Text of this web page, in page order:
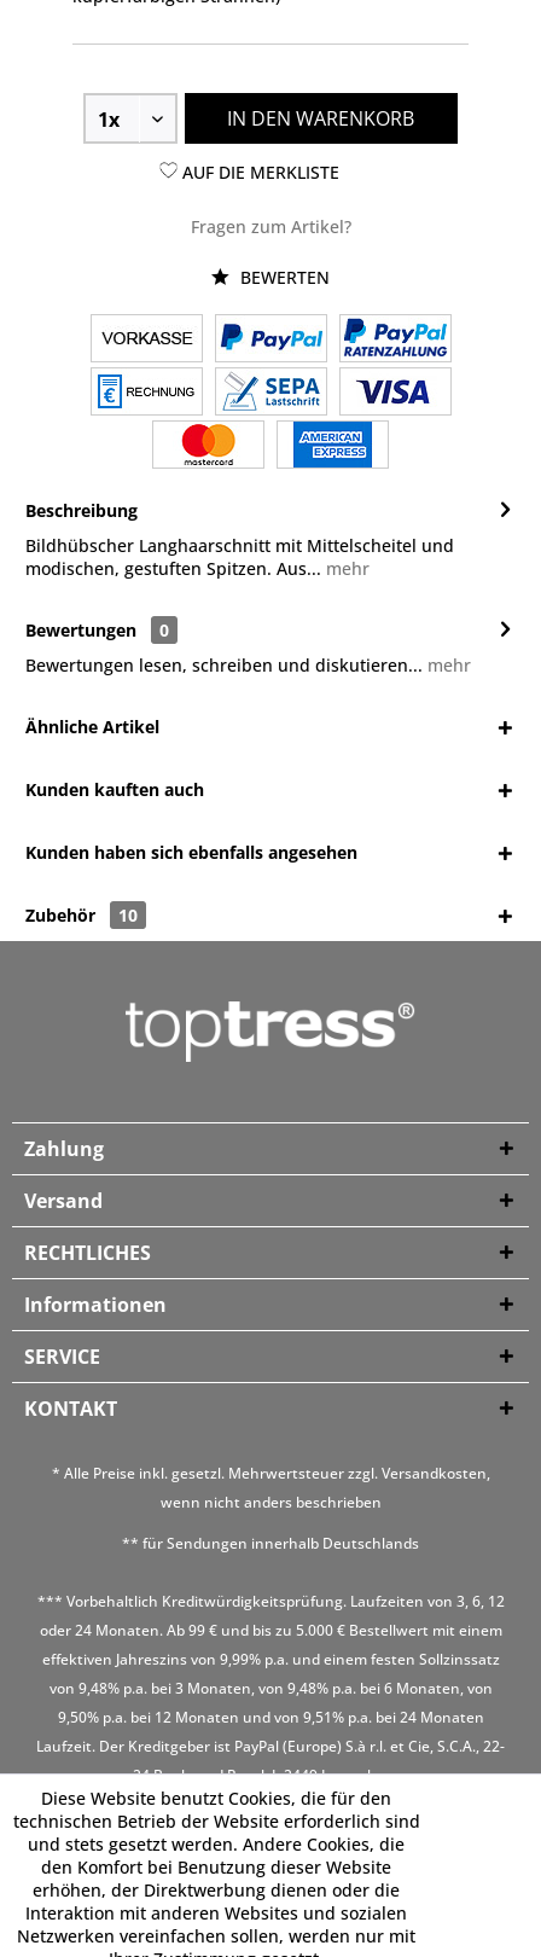
IN DEN WARENKORB
AUF DIE MERKLISTE
Fragen zum Artikel?
BEWERTEN
Beschreibung
Bildhübscher Langhaarschnitt mit Mittelscheitel und
modischen, gestuften Spitzen. Aus... mehr
Bewertungen
0
Bewertungen lesen, schreiben und diskutieren... mehr
Ähnliche Artikel
Kunden kauften auch
Kunden haben sich ebenfalls angesehen
Zubehör 10
Zahlung
Versand
RECHTLICHES
Informationen
SERVICE
KONTAKT
* Alle Preise inkl. gesetzl. Mehrwertsteuer zzgl.Versandkosten,
wenn nicht anders beschrieben
** für Sendungen innerhalb Deutschlands
*** Vorbehaltlich Kreditwürdigkeitsprüfung. Laufzeiten von 3, 6, 12
oder 24 Monaten. Ab 99 € und bis zu 5.000 € Bestellwert mit einem
effektiven Jahreszins von 9,99% p.a. und einem festen Sollzinssatz
von 9,48% p.a. bei 3 Monaten, von 9,48% p.a. bei 6 Monaten, von
9,50% p.a. bei 12 Monaten und von 9,51% p.a. bei 24 Monaten
Laufzeit. Der Kreditgeber ist PayPal (Europe) S.à r.l. et Cie, S.C.A., 22-
24 Boulevard Royal, L-2449 Luxembourg
Diese Website benutzt Cookies, die für den
technischen Betrieb der Website erforderlich sind
und stets gesetzt werden. Andere Cookies, die
den Komfort bei Benutzung dieser Website
erhöhen, der Direktwerbung dienen oder die
Interaktion mit anderen Websites und sozialen
Netzwerken vereinfachen sollen, werden nur mit